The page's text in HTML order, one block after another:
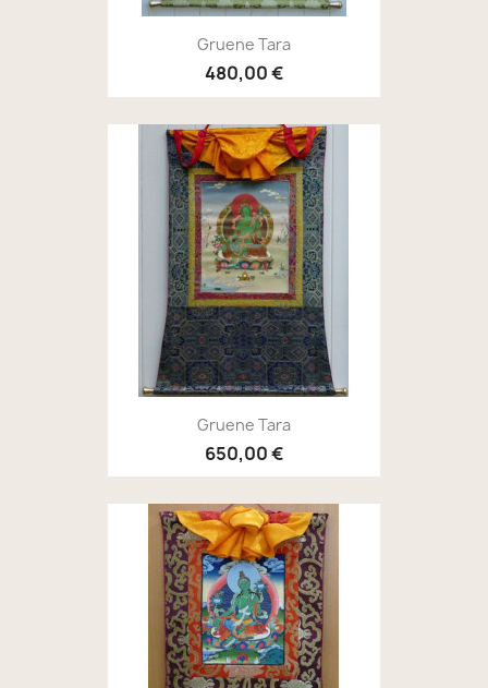
Gruene Tara
480,00 €
Gruene Tara
650,00 €